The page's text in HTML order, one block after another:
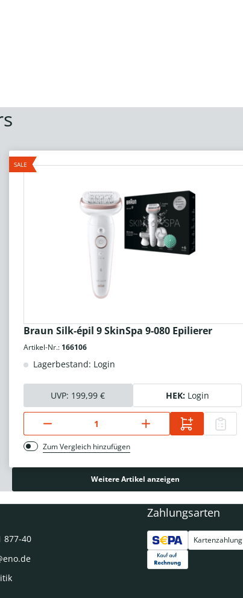
SALE
Braun Silk-épil 9 SkinSpa 9-080 Epilierer
Artikel-Nr.: 166106
Lagerbestand: Login
UVP: 199,99 € HEK: Login
Zum Vergleich hinzufügen
Weitere Artikel anzeigen
877-40
Zahlungsarten
Kartenzahlung